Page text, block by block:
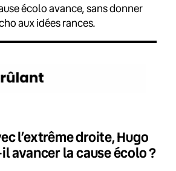
écolo avance, sans donner
aux idées rances.
l’extrême droite, Hugo
avancer la cause écolo ?